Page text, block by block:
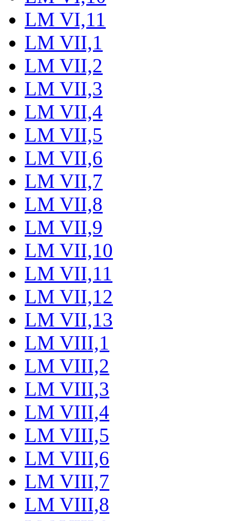
LM VI,11
LM VII,1
LM VII,2
LM VII,3
LM VII,4
LM VII,5
LM VII,6
LM VII,7
LM VII,8
LM VII,9
LM VII,10
LM VII,11
LM VII,12
LM VII,13
LM VIII,1
LM VIII,2
LM VIII,3
LM VIII,4
LM VIII,5
LM VIII,6
LM VIII,7
LM VIII,8